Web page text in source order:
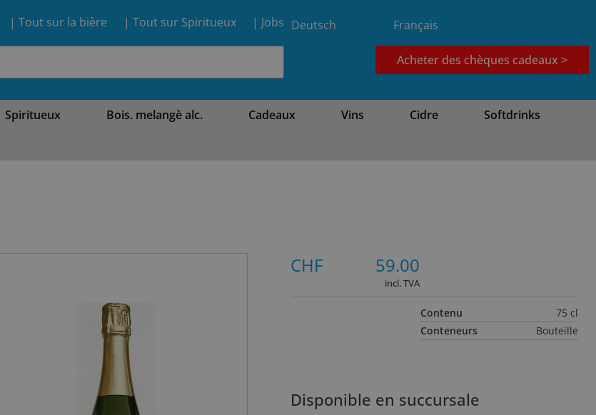
| Tout sur la bière | Tout sur Spiritueux
| Jobs Deutsch Français
Acheter des chèques cadeaux >
Spiritueux Bois. melangè alc. Cadeaux Vins Cidre
Softdrinks
CHF 59.00
incl. TVA
Contenu
75 cl
Conteneurs
Bouteille
Disponible en succursale